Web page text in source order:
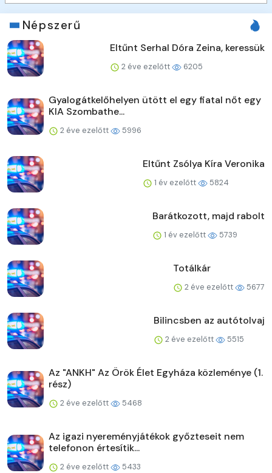
Népszerű
Eltűnt Serhal Dóra Zeina, keressük
2 éve ezelőtt 6205
Gyalogátkelőhelyen ütött el egy fiatal nőt egy
KIA Szombathe...
2 éve ezelőtt 5996
Eltűnt Zsólya Kíra Veronika
1 év ezelőtt 5824
Barátkozott, majd rabolt
1 év ezelőtt 5739
Totálkár
2 éve ezelőtt 5677
Bilincsben az autótolvaj
2 éve ezelőtt 5515
Az "ANKH" Az Örök Élet Egyháza közleménye (1.
rész)
2 éve ezelőtt 5468
Az igazi nyereményjátékok győzteseit nem
telefonon értesítik...
2 éve ezelőtt 5433